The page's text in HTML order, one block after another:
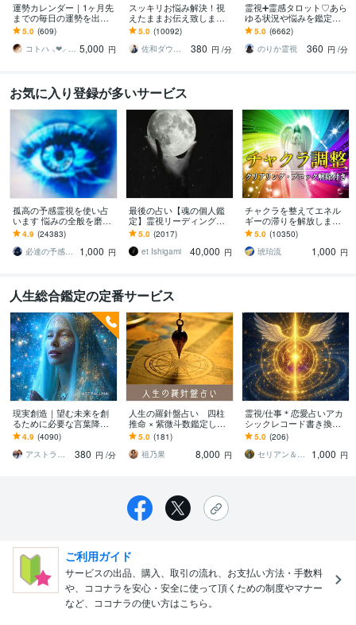
運勢カレンダー｜1ヶ月先
までの毎日の運勢を出し
ます 30日×500字のおよそ
1万5千文字で細かく詳細
に記します
5.0 (609)
コトハ ⸜❤︎⸝ 新サービス提供開始✨️ 5,000 円
スッキリお悩み解決！視
えたままお伝え致します
恋愛、結婚、人間関係、
仕事、人生、ペットの気
持ち等◎祈願付き
5.0 (10092)
佐和ダウジング＆スピリットメンター
380 円 /分
霊視➕霊感タロット♡あら
ゆる状況や悩みを鑑定し
ます 霊能家系末裔 |プロ占
い師歴16年| 気持ちや未来
を伝えます
5.0 (6662)
のりか霊視
360 円 /分
お気に入り登録が多いサービス
孤高の予感霊視を使い占
います 悩みの全般を磨き
上げ、研ぎ澄ました予感
より霊視により導きます
4.9 (24383)
必達の予感霊視 渡邊 潤一
1,000 円
最後の占い【魂の個人鑑
定】霊視リーディング承
ります 運命の地図を手
に、輝く人生を創る｜魂
の全体像を紐解く鑑定
5.0 (2017)
et Ishigami
40,000 円
チャクラを整えてエネル
ギーの滞りを解放します 7
割超リピート！人生を変
えたい人のエネルギー調
整
5.0 (10350)
琥珀流
1,000 円
人生総合鑑定の定番サービス
現実創造｜望む未来を創
るために必要な言葉降ろ
します 透視◉恋愛・仕事・
人生、具体的なアドバイ
スを伝えます
4.9 (4090)
アストラ・ルナ
380 円 /分
人生の羅針盤占い 四柱
推命 × 紫微斗数鑑定しま
す 完全版・四柱推命 × 紫
微斗数で人生を解き明か
しませんか？
5.0 (181)
祖乃果
8,000 円
霊視/仕事＊恋愛占いアカ
シックレコード書き換え
ます ご懐妊報告多数※恋愛
＊子宝＊不倫＊転職占い※
人生全般
5.0 (206)
セリアン＆ソル中央太陽
1,000 円
ご利用ガイド
サービスの出品、購入、取引の流れ、お支払い方法・手数料
や、ココナラを安心・安全に使って頂くための制度やマナー
など、ココナラの使い方はこちら。